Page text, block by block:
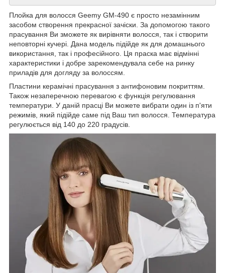
Плойка для волосся Geemy GM-490 є просто незамінним
засобом створення прекрасної зачіски. За допомогою такого
прасування Ви зможете як вирівняти волосся, так і створити
неповторні кучері. Дана модель підійде як для домашнього
використання, так і професійного. Ця праска має відмінні
характеристики і добре зарекомендувала себе на ринку
приладів для догляду за волоссям.
Пластини керамічні прасування з антифоновим покриттям.
Також незаперечною перевагою є функція регулювання
температури. У даній прасці Ви можете вибрати один із п'яти
режимів, який підійде саме під Ваш тип волосся. Температура
регулюється від 140 до 220 градусів.